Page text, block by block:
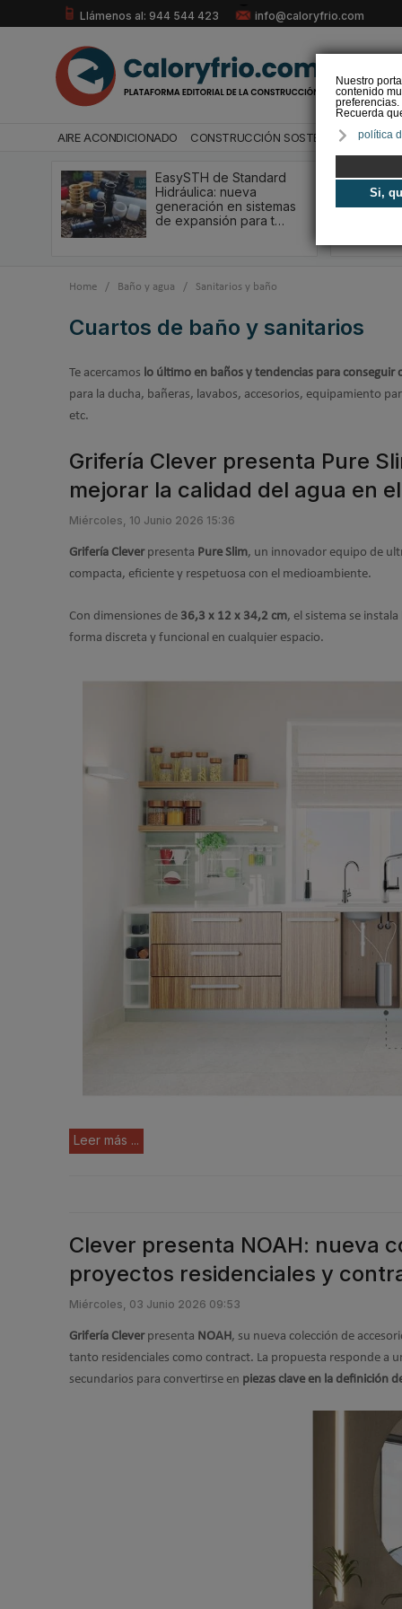
Nuestro
contenido
preferencias.
Recuerda
política
Si,
Llámenos al: 944 544 423 info@caloryfrio.com
AIRE ACONDICIONADO CONSTRUCCIÓN SOSTENIBLE
EasySTH de Standard
Hidráulica: nueva
generación en sistemas
de expansión para t…
Home / Baño y agua / Sanitarios y baño
Cuartos de baño y sanitarios
Te acercamos lo último en baños y tendencias para conseguir
para la ducha, bañeras, lavabos, accesorios, equipamiento
etc.
Grifería Clever presenta Pure
mejorar la calidad del agua en
Miércoles, 10 Junio 2026 15:36
Grifería Cleverpresenta Pure Slim, un innovador equipo de
compacta, eficiente y respetuosa con el medioambiente.
Con dimensiones de 36,3 x 12 x 34,2 cm, el sistema se
forma discreta y funcional en cualquier espacio.
Leer más ...
Clever presenta NOAH: nueva
proyectos residenciales y
Miércoles, 03 Junio 2026 09:53
Grifería Cleverpresenta NOAH , su nueva colección de
tanto residenciales como contract. La propuesta responde a
secundarios para convertirse en piezas clave en la definición